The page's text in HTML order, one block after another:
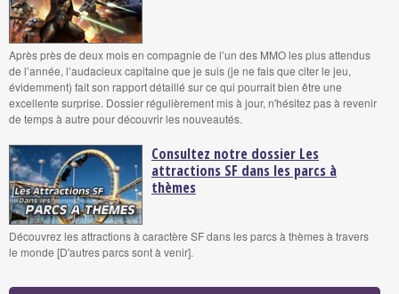
Après près de deux mois en compagnie de l’un des MMO les plus attendus
de l’année, l’audacieux capitaine que je suis (je ne fais que citer le jeu,
évidemment) fait son rapport détaillé sur ce qui pourrait bien être une
excellente surprise. Dossier régulièrement mis à jour, n'hésitez pas à revenir
de temps à autre pour découvrir les nouveautés.
Consultez notre dossier Les
attractions SF dans les parcs à
thèmes
Découvrez les attractions à caractère SF dans les parcs à thèmes à travers
le monde [D'autres parcs sont à venir].